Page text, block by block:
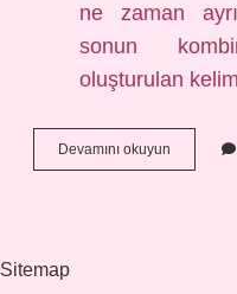
ne zaman
sonun
oluşturulan
Devamını okuyun
Bittiye
Sitemap